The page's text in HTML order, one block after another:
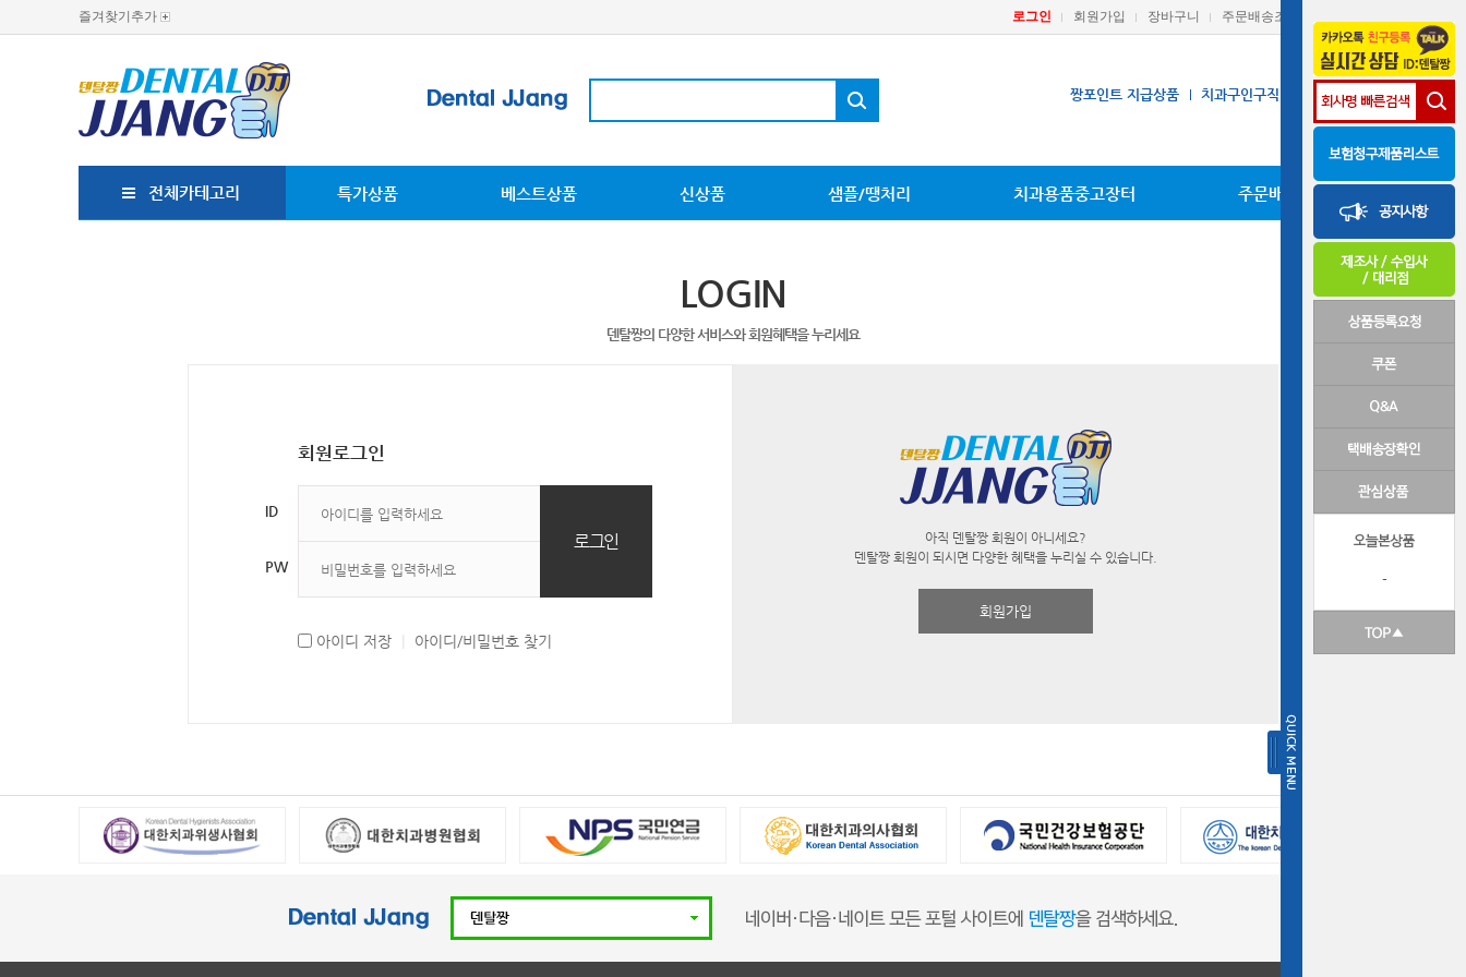
즐겨찾기추가 로그인 회원가입 장바구니 주문배송조회
짱포인트 지급상품 치과구인구직 장비A/S요청
전체카테고리 특가상품 베스트상품 신상품 샘플/땡처리 치과용품중고장터 주문배송조회
-
LOGIN
덴탈짱의 다양한 서비스와 회원혜택을 누리세요
회원로그인
ID
PW
아이디 저장 아이디/비밀번호 찾기
아직 덴탈짱 회원이 아니세요?
덴탈짱 회원이 되시면 다양한 혜택을 누리실 수 있습니다.
회원가입